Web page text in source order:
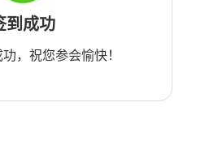
到成功
，祝您参会愉快！